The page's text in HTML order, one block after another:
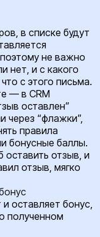
в списке будут
не важно
нет, и с какого
с этого письма.
— в CRM
оставлен”
через “флажки”,
правила
бонусные баллы.
оставить отзыв, и
отзыв, мягко
оставляет бонус,
полученном